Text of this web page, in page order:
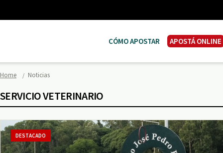
CÓMO APOSTAR APOSTÁ ONLINE
Home Noticias
SERVICIO VETERINARIO
DESTACADO